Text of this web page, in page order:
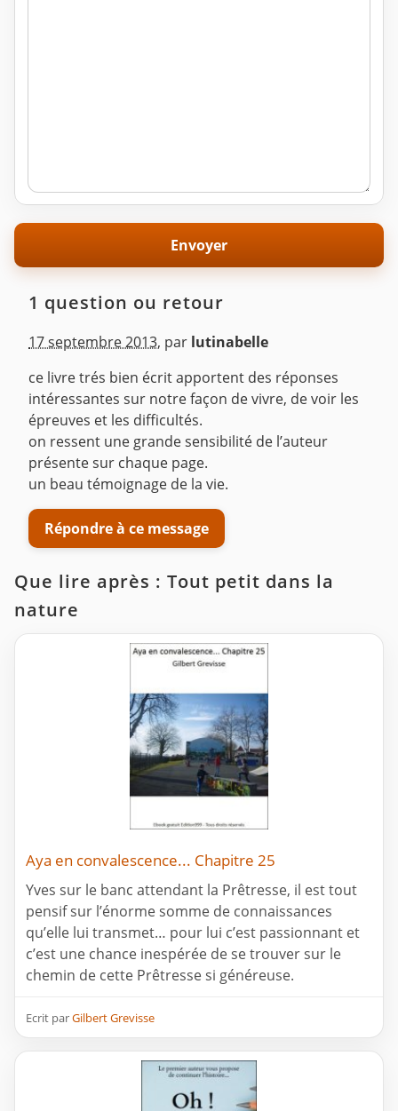
1 question ou retour
17 septembre 2013, par lutinabelle
ce livre trés bien écrit apportent des réponses
intéressantes sur notre façon de vivre, de voir les
épreuves et les difficultés.
on ressent une grande sensibilité de l’auteur
présente sur chaque page.
un beau témoignage de la vie.
Répondre à ce message
Que lire après : Tout petit dans la
nature
Aya en convalescence... Chapitre 25
Yves sur le banc attendant la Prêtresse, il est tout
pensif sur l’énorme somme de connaissances
qu’elle lui transmet… pour lui c’est passionnant et
c’est une chance inespérée de se trouver sur le
chemin de cette Prêtresse si généreuse.
Ecrit parGilbert Grevisse